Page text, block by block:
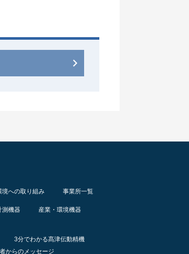
境への取り組み 事業所一覧
測機器
産業・環境機器
3分でわかる髙津伝動精機
からのメッセージ